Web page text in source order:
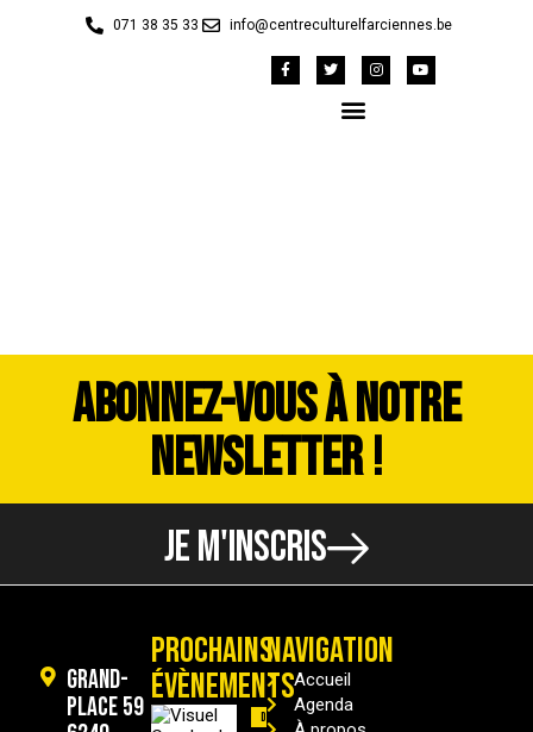
071 38 35 33 info@centreculturelfarciennes.be
ABONNEZ-VOUS À NOTRE
NEWSLETTER !
JE M'INSCRIS
Grand-
Place 59
PROCHAINS
ÉVÈNEMENTS
Divers
NAVIGATION
Accueil
Agenda